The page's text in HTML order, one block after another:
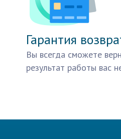
Гарантия
Вы всегда сможете
результат работы вас